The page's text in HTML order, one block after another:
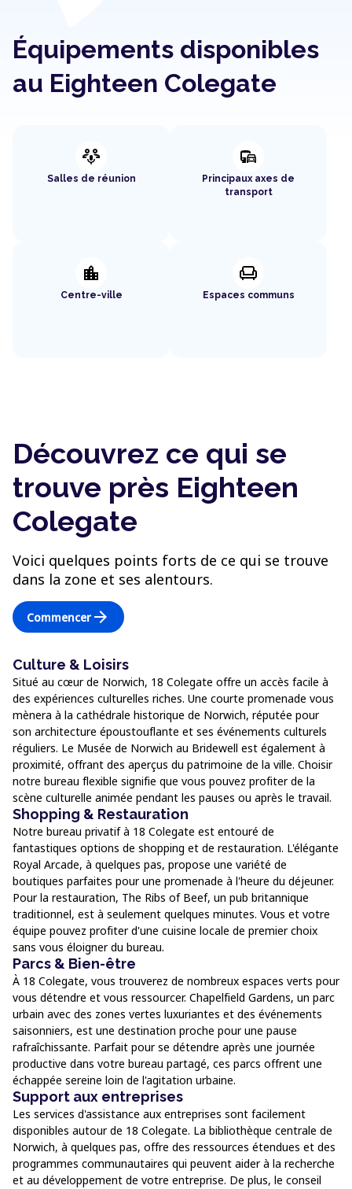
Équipements disponibles
au Eighteen Colegate
adaptive_audio_mic
Salles de réunion
commute
Principaux axes de
transport
location_city
Centre-ville
chair
Espaces communs
Découvrez ce qui se
trouve près Eighteen
Colegate
Voici quelques points forts de ce qui se trouve
dans la zone et ses alentours.
Commencerarrow_forward
Culture & Loisirs
Situé au cœur de Norwich, 18 Colegate offre un accès facile à
des expériences culturelles riches. Une courte promenade vous
mènera à la cathédrale historique de Norwich, réputée pour
son architecture époustouflante et ses événements culturels
réguliers. Le Musée de Norwich au Bridewell est également à
proximité, offrant des aperçus du patrimoine de la ville. Choisir
notre bureau flexible signifie que vous pouvez profiter de la
scène culturelle animée pendant les pauses ou après le travail.
Shopping & Restauration
Notre bureau privatif à 18 Colegate est entouré de
fantastiques options de shopping et de restauration. L'élégante
Royal Arcade, à quelques pas, propose une variété de
boutiques parfaites pour une promenade à l'heure du déjeuner.
Pour la restauration, The Ribs of Beef, un pub britannique
traditionnel, est à seulement quelques minutes. Vous et votre
équipe pouvez profiter d'une cuisine locale de premier choix
sans vous éloigner du bureau.
Parcs & Bien-être
À 18 Colegate, vous trouverez de nombreux espaces verts pour
vous détendre et vous ressourcer. Chapelfield Gardens, un parc
urbain avec des zones vertes luxuriantes et des événements
saisonniers, est une destination proche pour une pause
rafraîchissante. Parfait pour se détendre après une journée
productive dans votre bureau partagé, ces parcs offrent une
échappée sereine loin de l'agitation urbaine.
Support aux entreprises
Les services d'assistance aux entreprises sont facilement
disponibles autour de 18 Colegate. La bibliothèque centrale de
Norwich, à quelques pas, offre des ressources étendues et des
programmes communautaires qui peuvent aider à la recherche
et au développement de votre entreprise. De plus, le conseil